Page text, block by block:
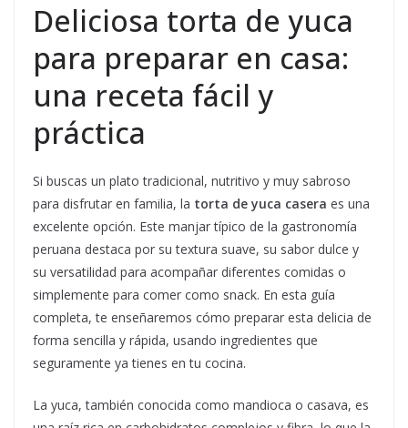
Deliciosa torta de yuca
para preparar en casa:
una receta fácil y
práctica
Si buscas un plato tradicional, nutritivo y muy sabroso
para disfrutar en familia, la torta de yuca casera es una
excelente opción. Este manjar típico de la gastronomía
peruana destaca por su textura suave, su sabor dulce y
su versatilidad para acompañar diferentes comidas o
simplemente para comer como snack. En esta guía
completa, te enseñaremos cómo preparar esta delicia de
forma sencilla y rápida, usando ingredientes que
seguramente ya tienes en tu cocina.
La yuca, también conocida como mandioca o casava, es